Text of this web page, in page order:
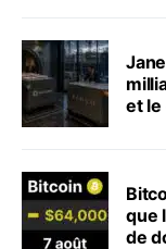
et
que
de